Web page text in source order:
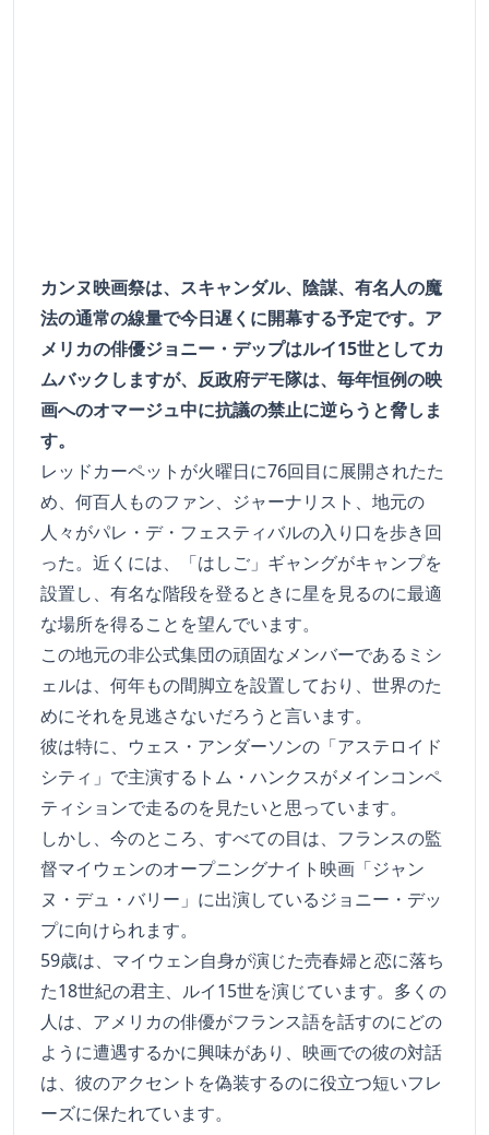
カンヌ映画祭は、スキャンダル、陰謀、有名人の魔
法の通常の線量で今日遅くに開幕する予定です。ア
メリカの俳優ジョニー・デップはルイ15世としてカ
ムバックしますが、反政府デモ隊は、毎年恒例の映
画へのオマージュ中に抗議の禁止に逆らうと脅しま
す。
レッドカーペットが火曜日に76回目に展開されたた
め、何百人ものファン、ジャーナリスト、地元の
人々がパレ・デ・フェスティバルの入り口を歩き回
った。近くには、「はしご」ギャングがキャンプを
設置し、有名な階段を登るときに星を見るのに最適
な場所を得ることを望んでいます。
この地元の非公式集団の頑固なメンバーであるミシ
ェルは、何年もの間脚立を設置しており、世界のた
めにそれを見逃さないだろうと言います。
彼は特に、ウェス・アンダーソンの「アステロイド
シティ」で主演するトム・ハンクスがメインコンペ
ティションで走るのを見たいと思っています。
しかし、今のところ、すべての目は、フランスの監
督マイウェンのオープニングナイト映画「ジャン
ヌ・デュ・バリー」に出演しているジョニー・デッ
プに向けられます。
59歳は、マイウェン自身が演じた売春婦と恋に落ち
た18世紀の君主、ルイ15世を演じています。多くの
人は、アメリカの俳優がフランス語を話すのにどの
ように遭遇するかに興味があり、映画での彼の対話
は、彼のアクセントを偽装するのに役立つ短いフレ
ーズに保たれています。